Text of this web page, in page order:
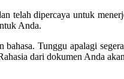
telah dipercaya untuk
Anda.
Tunggu apalagi
dari dokumen Anda